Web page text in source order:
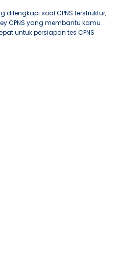
dilengkapi soal CPNS terstruktur,
CPNS yang membantu kamu
untuk persiapan tes CPNS